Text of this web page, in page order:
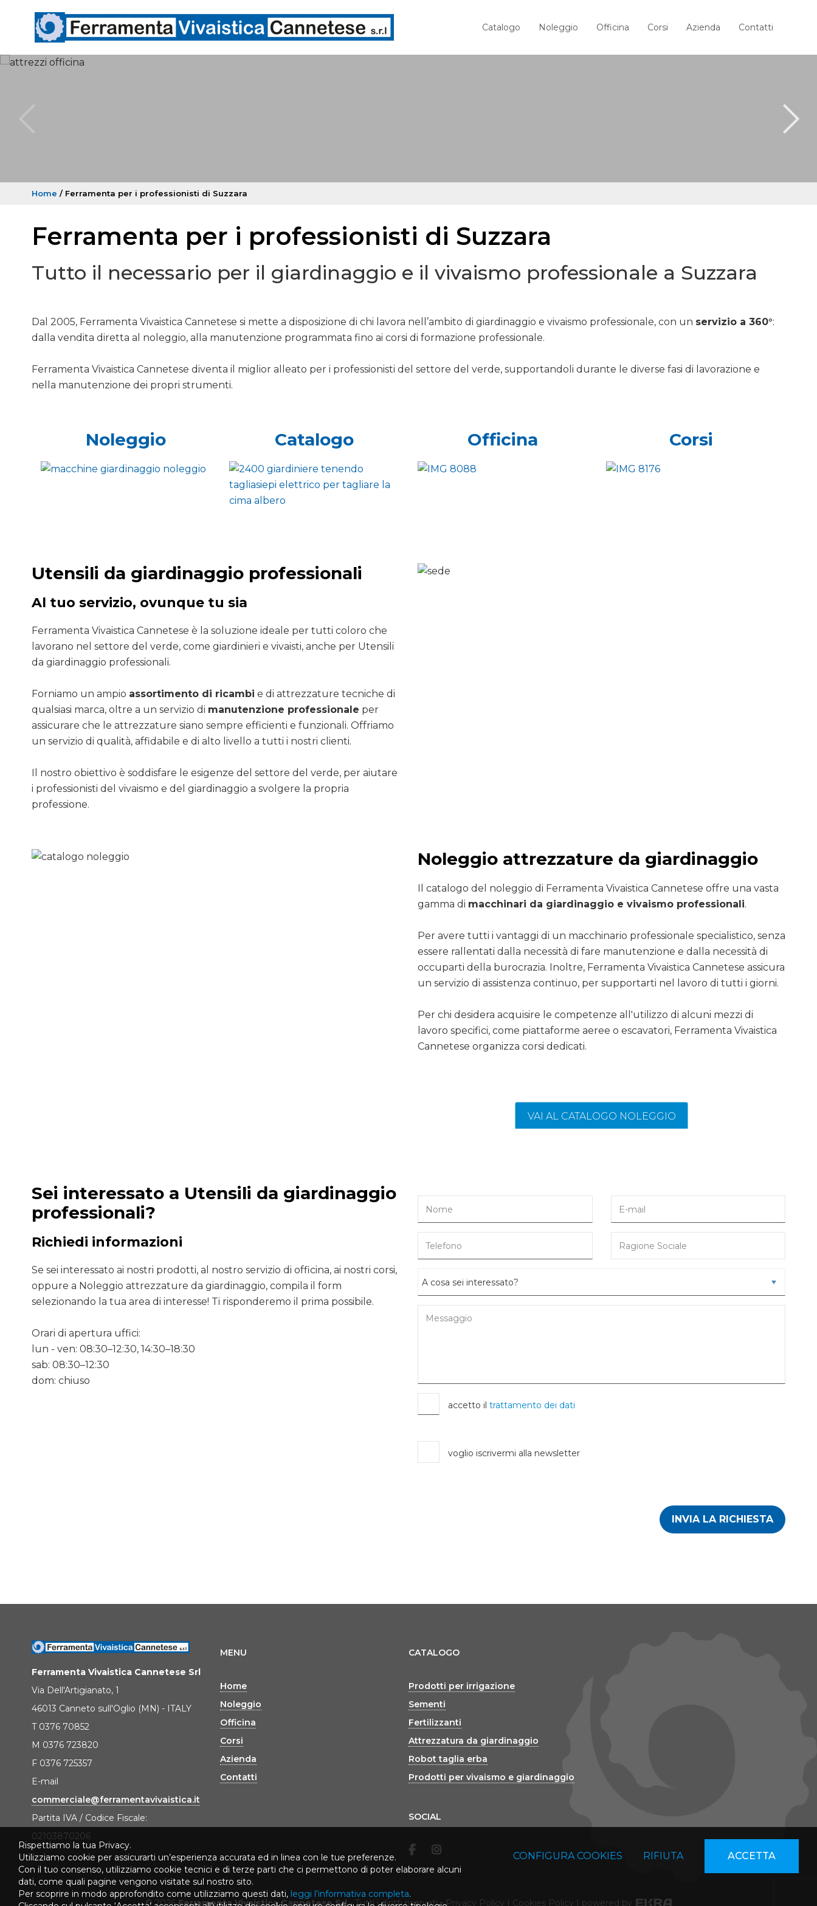
Catalogo Noleggio Officina Corsi Azienda Contatti
Home / Ferramenta per i professionisti di Suzzara
Ferramenta per i professionisti di Suzzara
Tutto il necessario per il giardinaggio e il vivaismo professionale a Suzzara
Dal 2005, Ferramenta Vivaistica Cannetese si mette a disposizione di chi lavora nell’ambito di giardinaggio e vivaismo professionale, con un servizio a 360°:
dalla vendita diretta al noleggio, alla manutenzione programmata fino ai corsi di formazione professionale.
Ferramenta Vivaistica Cannetese diventa il miglior alleato per i professionisti del settore del verde, supportandoli durante le diverse fasi di lavorazione e
nella manutenzione dei propri strumenti.
Noleggio Catalogo Officina Corsi
Utensili da giardinaggio professionali
Al tuo servizio, ovunque tu sia
Ferramenta Vivaistica Cannetese è la soluzione ideale per tutti coloro che
lavorano nel settore del verde, come giardinieri e vivaisti, anche per Utensili
da giardinaggio professionali.
Forniamo un ampio assortimento di ricambi e di attrezzature tecniche di
qualsiasi marca, oltre a un servizio di manutenzione professionale per
assicurare che le attrezzature siano sempre efficienti e funzionali. Offriamo
un servizio di qualità, affidabile e di alto livello a tutti i nostri clienti.
Il nostro obiettivo è soddisfare le esigenze del settore del verde, per aiutare
i professionisti del vivaismo e del giardinaggio a svolgere la propria
professione.
Noleggio attrezzature da giardinaggio
Il catalogo del noleggio di Ferramenta Vivaistica Cannetese offre una vasta
gamma di macchinari da giardinaggio e vivaismo professionali.
Per avere tutti i vantaggi di un macchinario professionale specialistico, senza
essere rallentati dalla necessità di fare manutenzione e dalla necessità di
occuparti della burocrazia. Inoltre, Ferramenta Vivaistica Cannetese assicura
un servizio di assistenza continuo, per supportarti nel lavoro di tutti i giorni.
Per chi desidera acquisire le competenze all'utilizzo di alcuni mezzi di
lavoro specifici, come piattaforme aeree o escavatori, Ferramenta Vivaistica
Cannetese organizza corsi dedicati.
VAI AL CATALOGO NOLEGGIO
Sei interessato a Utensili da giardinaggio
professionali?
Richiedi informazioni
Se sei interessato ai nostri prodotti, al nostro servizio di officina, ai nostri corsi,
oppure a Noleggio attrezzature da giardinaggio, compila il form
selezionando la tua area di interesse! Ti risponderemo il prima possibile.
Orari di apertura uffici:
lun - ven: 08:30–12:30, 14:30–18:30
sab: 08:30–12:30
dom: chiuso
accetto il trattamento dei dati
voglio iscrivermi alla newsletter
INVIA LA RICHIESTA
Ferramenta Vivaistica Cannetese Srl
Via Dell'Artigianato, 1
46013 Canneto sull'Oglio (MN) - ITALY
T 0376 70852
M 0376 723820
F 0376 725357
E-mail
commerciale@ferramentavivaistica.it
Partita IVA / Codice Fiscale:
02103870206
MENU
Home
Noleggio
Officina
Corsi
Azienda
Contatti
CATALOGO
Prodotti per irrigazione
Sementi
Fertilizzanti
Attrezzatura da giardinaggio
Robot taglia erba
Prodotti per vivaismo e giardinaggio
SOCIAL
© 2026Ferramenta Vivaistica Cannetese Srl - Tutti i diritti riservati- Privacy Policy | Cookies Policy | powered by
Rispettiamo la tua Privacy.
Utilizziamo cookie per assicurarti un’esperienza accurata ed in linea con le tue preferenze.
Con il tuo consenso, utilizziamo cookie tecnici e di terze parti che ci permettono di poter elaborare alcuni
dati, come quali pagine vengono visitate sul nostro sito.
Per scoprire in modo approfondito come utilizziamo questi dati, leggi l’informativa completa.
CONFIGURA COOKIES RIFIUTA ACCETTA